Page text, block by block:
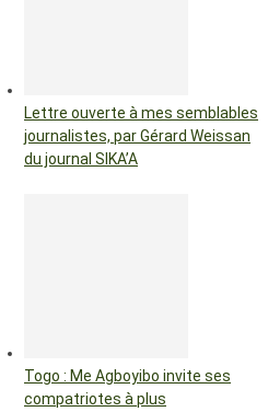
Lettre ouverte à mes semblables
journalistes, par Gérard Weissan
du journal SIKA’A
Togo : Me Agboyibo invite ses
compatriotes à plus